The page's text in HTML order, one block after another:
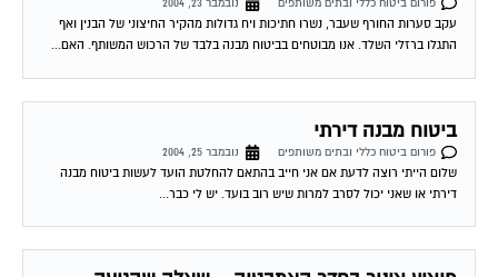
התגלו ברזלי השלד. אנו מבוטחים בביטוח מבנה בלבד של הרכוש המשותף. האם...
ביטוח מבנה דירתי
פורום ביטוח כללי ובתים משותפים
שלום הייתי רוצה לדעת אם אני חייב בהתאם להחלטת הועד לעשות ביטוח מבנה
דירתי או שאני יכול לסרב למרות שיש רוב בועד. יש לי כבר...
פיצוץ צינור בחדר האמבטיה – שאלה שהגיעה